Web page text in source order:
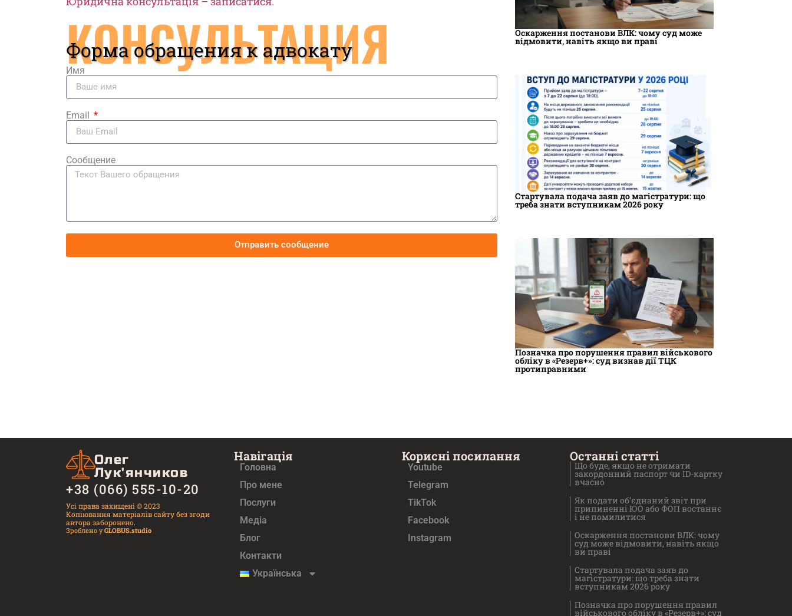
КОНСУЛЬТАЦИЯ
Форма обращения к адвокату
Имя
Email
Сообщение
Отправить сообщение
Оскарження постанови ВЛК: чому суд може
відмовити, навіть якщо ви праві
Стартувала подача заяв до магістратури: що
треба знати вступникам 2026 року
Позначка про порушення правил військового
обліку в «Резерв+»: суд визнав дії ТЦК
протиправними
Олег
Лук'янчиков
+38 (066) 555-10-20
Усі права захищені © 2023
Копіювання матеріалів сайту без згоди
автора заборонено.
Зроблено уGLOBUS.studio
Навігація
Головна
Про мене
Послуги
Медiа
Блог
Контакти
Українська
Корисні посилання
Youtube
Telegram
TikTok
Facebook
Instagram
Останні статті
Що буде, якщо не отримати
закордонний паспорт чи ID-картку
вчасно
Як подати об’єднаний звіт при
припиненні ЮО або ФОП востаннє
і не помилитися
Оскарження постанови ВЛК: чому
суд може відмовити, навіть якщо
ви праві
Стартувала подача заяв до
магістратури: що треба знати
вступникам 2026 року
Позначка про порушення правил
військового обліку в «Резерв+»: суд